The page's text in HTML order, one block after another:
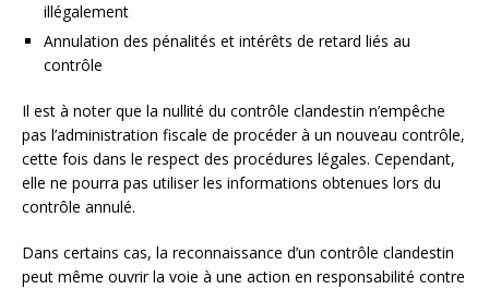
illégalement
Annulation des pénalités et intérêts de retard liés au
contrôle
Il est à noter que la nullité du contrôle clandestin n’empêche
pas l’administration fiscale de procéder à un nouveau contrôle,
cette fois dans le respect des procédures légales. Cependant,
elle ne pourra pas utiliser les informations obtenues lors du
contrôle annulé.
Dans certains cas, la reconnaissance d’un contrôle clandestin
peut même ouvrir la voie à une action en responsabilité contre